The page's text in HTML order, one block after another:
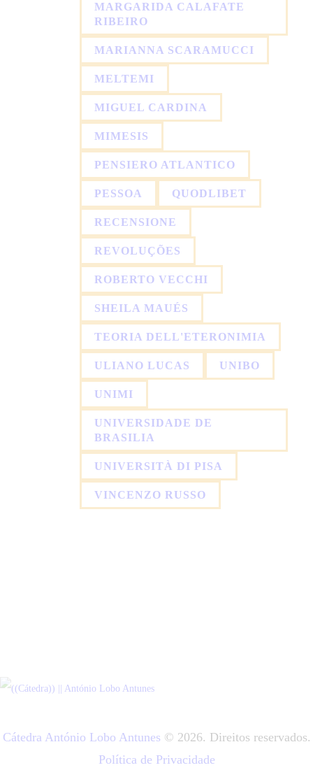
MARGARIDA CALAFATE
RIBEIRO
MARIANNA SCARAMUCCI
MELTEMI
MIGUEL CARDINA
MIMESIS
PENSIERO ATLANTICO
PESSOA QUODLIBET
RECENSIONE
REVOLUÇÕES
ROBERTO VECCHI
SHEILA MAUÉS
TEORIA DELL'ETERONIMIA
ULIANO LUCAS UNIBO
UNIMI
UNIVERSIDADE DE
BRASILIA
UNIVERSITÀ DI PISA
VINCENZO RUSSO
Cátedra António Lobo Antunes © 2026. Direitos reservados.
Política de Privacidade